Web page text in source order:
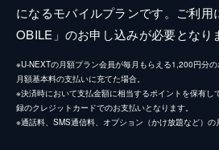
になるモバイルプランです。ご利用
OBILE」のお申し込みが必要となり
※U-NEXTの月額プラン会員が毎月もらえる1,200円分
月額基本料の支払いに充てた場合。
※決済時において支払金額に相当するポイントを保有し
録のクレジットカードでのお支払いとなります。
※通話料、SMS通信料、オプション（かけ放題など）の